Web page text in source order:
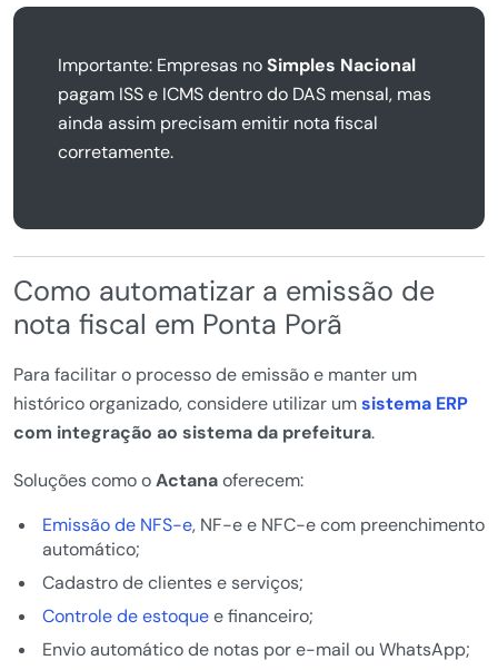
Importante: Empresas noSimples Nacional
pagam ISS e ICMS dentro do DAS mensal, mas
ainda assim precisam emitir nota fiscal
corretamente.
Como automatizar a emissão de
nota fiscal em Ponta Porã
Para facilitar o processo de emissão e manter um
histórico organizado, considere utilizar umsistema ERP
com integração ao sistema da prefeitura.
Soluções como oActanaoferecem:
Emissão de NFS-e, NF-e e NFC-e com preenchimento
automático;
Cadastro de clientes e serviços;
Controle de estoquee financeiro;
Envio automático de notas por e-mail ou WhatsApp;